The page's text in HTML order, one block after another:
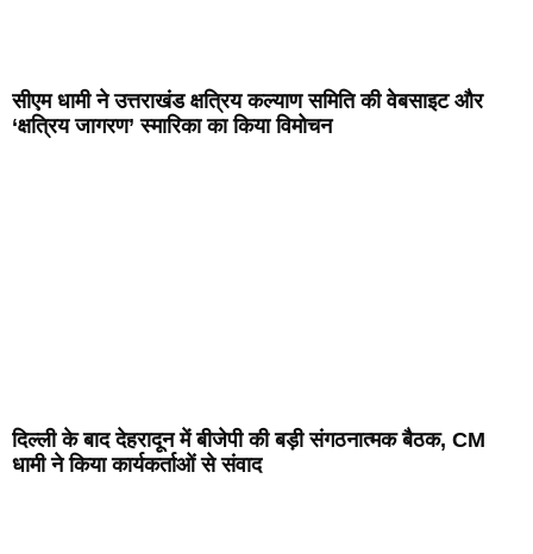
सीएम धामी ने उत्तराखंड क्षत्रिय कल्याण समिति की वेबसाइट और
‘क्षत्रिय जागरण’ स्मारिका का किया विमोचन
दिल्ली के बाद देहरादून में बीजेपी की बड़ी संगठनात्मक बैठक, CM
धामी ने किया कार्यकर्ताओं से संवाद